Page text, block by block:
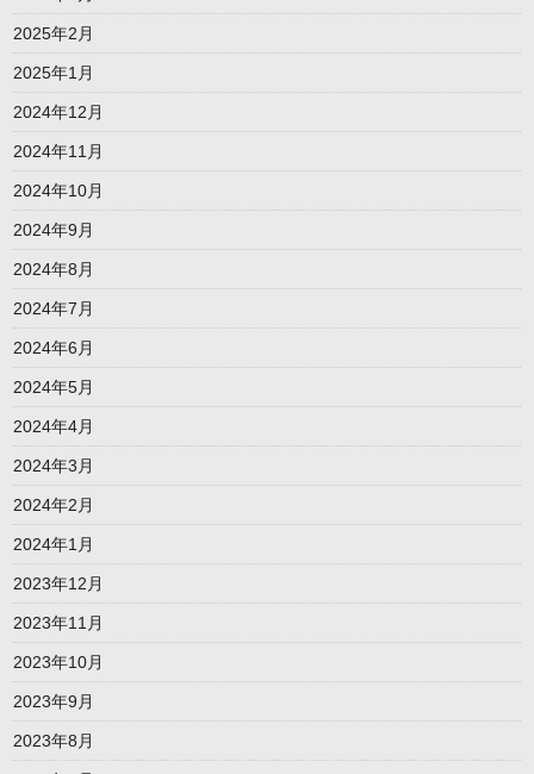
2025年2月
2025年1月
2024年12月
2024年11月
2024年10月
2024年9月
2024年8月
2024年7月
2024年6月
2024年5月
2024年4月
2024年3月
2024年2月
2024年1月
2023年12月
2023年11月
2023年10月
2023年9月
2023年8月